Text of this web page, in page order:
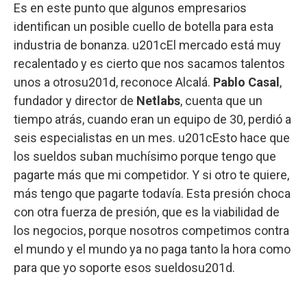
Es en este punto que algunos empresarios
identifican un posible cuello de botella para esta
industria de bonanza. u201cEl mercado está muy
recalentado y es cierto que nos sacamos talentos
unos a otrosu201d, reconoce Alcalá. Pablo Casal ,
fundador y director de Netlabs, cuenta que un
tiempo atrás, cuando eran un equipo de 30, perdió a
seis especialistas en un mes. u201cEsto hace que
los sueldos suban muchísimo porque tengo que
pagarte más que mi competidor. Y si otro te quiere,
más tengo que pagarte todavía. Esta presión choca
con otra fuerza de presión, que es la viabilidad de
los negocios, porque nosotros competimos contra
el mundo y el mundo ya no paga tanto la hora como
para que yo soporte esos sueldosu201d.